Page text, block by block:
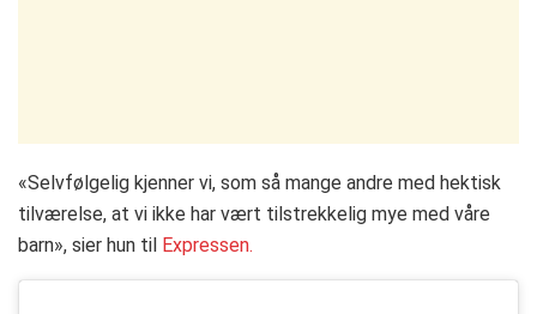
«Selvfølgelig kjenner vi, som så mange andre med hektisk
tilværelse, at vi ikke har vært tilstrekkelig mye med våre
barn», sier hun til Expressen.